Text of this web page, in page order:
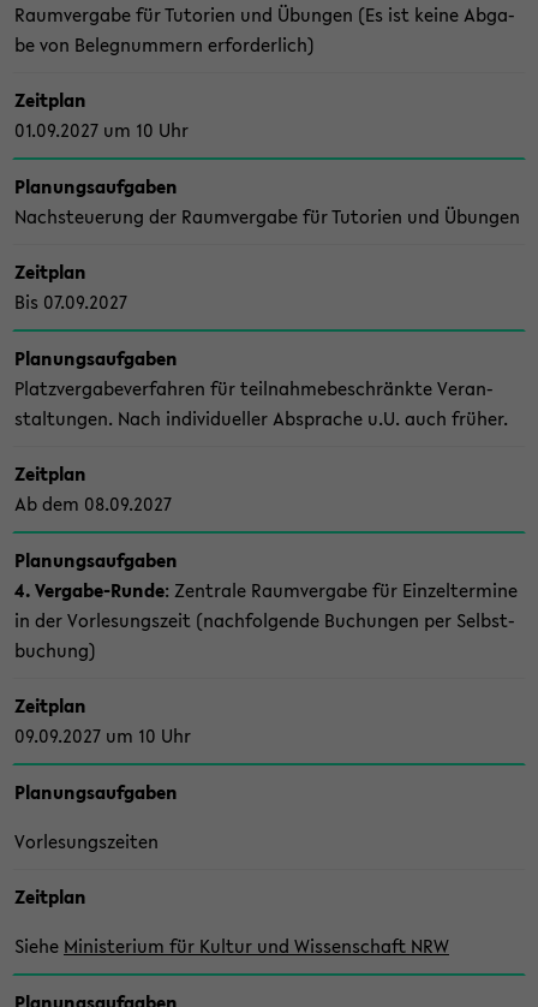
Raum­ver­ga­be für Tu­to­ri­en und Übun­gen (Es ist keine Ab­ga­
be von Be­leg­num­mern er­for­der­lich)
Zeit­plan
01.09.2027 um 10 Uhr
Pla­nungs­auf­ga­ben
Nach­steue­rung der Raum­ver­ga­be für Tu­to­ri­en und Übun­gen
Zeit­plan
Bis 07.09.2027
Pla­nungs­auf­ga­ben
Platz­ver­ga­be­ver­fah­ren für teil­nah­me­be­schränk­te Ver­an­
stal­tun­gen. Nach in­di­vi­du­el­ler Ab­spra­che u.U. auch frü­her.
Zeit­plan
Ab dem 08.09.2027
Pla­nungs­auf­ga­ben
4. Vergabe-​Runde: Zen­tra­le Raum­ver­ga­be für Ein­zel­ter­mi­ne
in der Vor­le­sungs­zeit (nach­fol­gen­de Bu­chun­gen per Selbst­
bu­chung)
Zeit­plan
09.09.2027 um 10 Uhr
Pla­nungs­auf­ga­ben
Vor­le­sungs­zei­ten
Zeit­plan
Siehe Mi­nis­te­ri­um für Kul­tur und Wis­sen­schaft NRW